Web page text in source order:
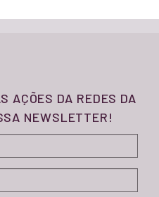
AÇÕES DA REDES DA
NEWSLETTER!